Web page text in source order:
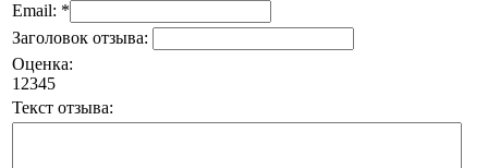
Email: *
Заголовок отзыва:
Оценка:
1 2345
Текст отзыва: